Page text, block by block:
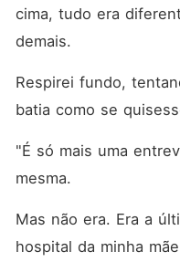
cima, tudo era
demais.
Respirei fundo,
batia como se
"É só mais uma
mesma.
Mas não era. Era a
hospital da minha